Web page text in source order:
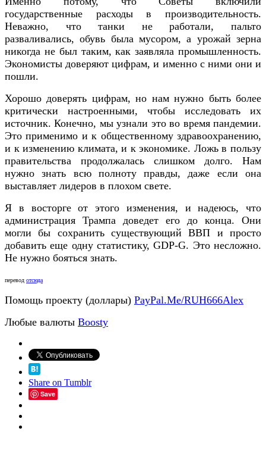
государственные расходы в производительность.
Неважно, что танки не работали, пальто
разваливались, обувь была мусором, а урожай зерна
никогда не был таким, как заявляла промышленность.
Экономисты доверяют цифрам, и именно с ними они и
пошли.
Хорошо доверять цифрам, но нам нужно быть более
критически настроенными, чтобы исследовать их
источник. Конечно, мы узнали это во время пандемии.
Это применимо и к общественному здравоохранению,
и к изменению климата, и к экономике. Ложь в пользу
правительства продолжалась слишком долго. Нам
нужно знать всю полноту правды, даже если она
выставляет лидеров в плохом свете.
Я в восторге от этого изменения, и надеюсь, что
администрация Трампа доведет его до конца. Они
могли бы сохранить существующий ВВП и просто
добавить еще одну статистику, GDP-G. Это несложно.
Не нужно бояться знать.
перевод отсюда
Помощь проекту (доллары) PayPal.Me/RUH666Alex
Любые валюты Boosty
Share on Tumblr
Save